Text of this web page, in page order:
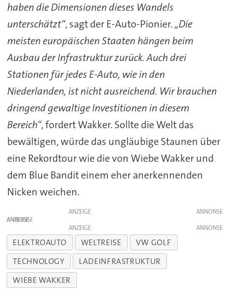
haben die Dimensionen dieses Wandels
unterschätzt“, sagt der E-Auto-Pionier.„Die
meisten europäischen Staaten hängen beim
Ausbau der Infrastruktur zurück. Auch drei
Stationen für jedes E-Auto, wie in den
Niederlanden, ist nicht ausreichend. Wir brauchen
dringend gewaltige Investitionen in diesem
Bereich“, fordert Wakker. Sollte die Welt das
bewältigen, würde das ungläubige Staunen über
eine Rekordtour wie die von Wiebe Wakker und
dem Blue Bandit einem eher anerkennenden
Nicken weichen.
ANZEIGE
ANZEIGE
ANZEIGE
ELEKTROAUTO WELTREISE
VW GOLF
TECHNOLOGY
LADEINFRASTRUKTUR
WIEBE WAKKER